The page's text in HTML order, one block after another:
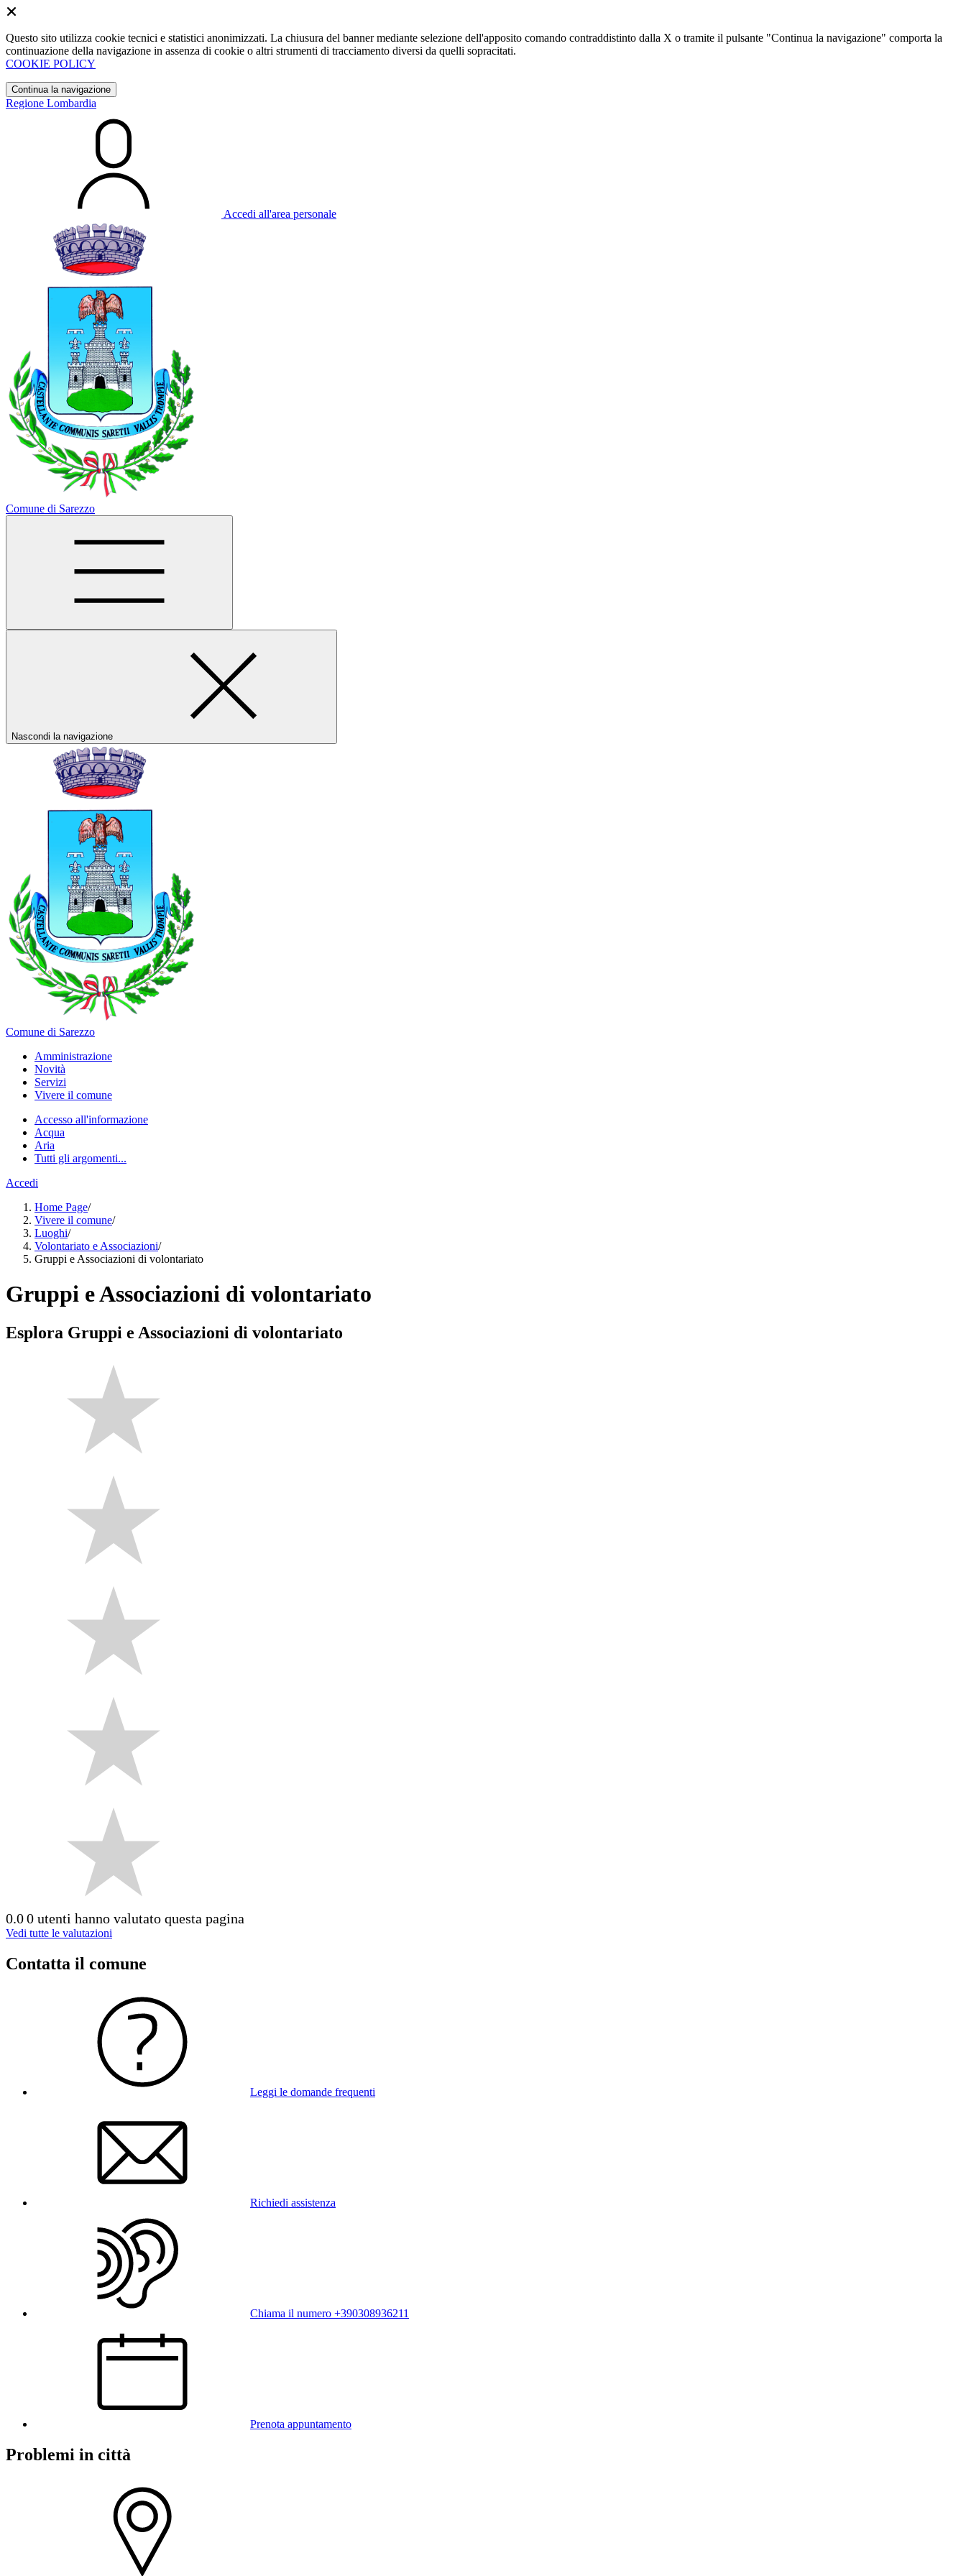
Questo sito utilizza cookie tecnici e statistici anonimizzati. La chiusura del banner mediante selezione dell'apposito comando contraddistinto dalla X o tramite il pulsante "Continua la navigazione" comporta la
continuazione della navigazione in assenza di cookie o altri strumenti di tracciamento diversi da quelli sopracitati.
COOKIE POLICY
Continua la navigazione
Regione Lombardia
Accedi all'area personale
Comune di Sarezzo
Nascondi la navigazione
Comune di Sarezzo
Amministrazione
Novità
Servizi
Vivere il comune
Accesso all'informazione
Acqua
Aria
Tutti gli argomenti...
Accedi
Home Page/
Vivere il comune/
Luoghi/
Volontariato e Associazioni/
Gruppi e Associazioni di volontariato
Gruppi e Associazioni di volontariato
Esplora Gruppi e Associazioni di volontariato
0.00 utenti hanno valutato questa pagina
Vedi tutte le valutazioni
Contatta il comune
Leggi le domande frequenti
Richiedi assistenza
Chiama il numero +390308936211
Prenota appuntamento
Problemi in città